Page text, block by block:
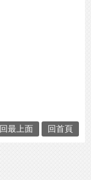
回最上面 回首頁